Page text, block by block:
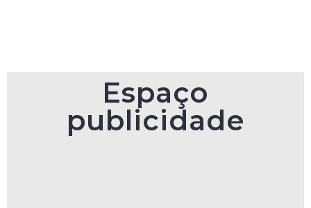
Espaço
publicidade